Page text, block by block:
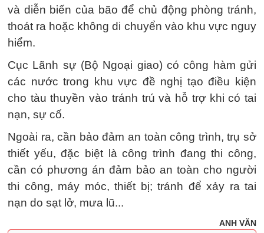
và diễn biến của bão để chủ động phòng tránh,
thoát ra hoặc không di chuyển vào khu vực nguy
hiểm.
Cục Lãnh sự (Bộ Ngoại giao) có công hàm gửi
các nước trong khu vực đề nghị tạo điều kiện
cho tàu thuyền vào tránh trú và hỗ trợ khi có tai
nạn, sự cố.
Ngoài ra, cần bảo đảm an toàn công trình, trụ sở
thiết yếu, đặc biệt là công trình đang thi công,
cần có phương án đảm bảo an toàn cho người
thi công, máy móc, thiết bị; tránh để xảy ra tai
nạn do sạt lở, mưa lũ...
ANH VĂN